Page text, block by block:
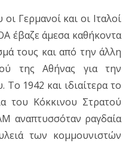
Γερμανοί και οι Ιταλοί
έβαζε άμεσα καθήκοντα
τους και από την άλλη
της Αθήνας για την
1942 και ιδιαίτερα το
του Κόκκινου Στρατού
αναπτυσσόταν ραγδαία
των κομμουνιστών